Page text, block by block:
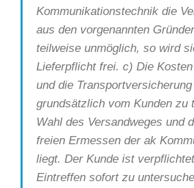
Kommunikationstechnik die
aus den vorgenannten
teilweise unmöglich, so wird
Lieferpflicht frei. c) Die
und die
grundsätzlich vom Kunden zu
Wahl des Versandweges und
freien Ermessen der ak
liegt. Der Kunde ist
Eintreffen sofort zu